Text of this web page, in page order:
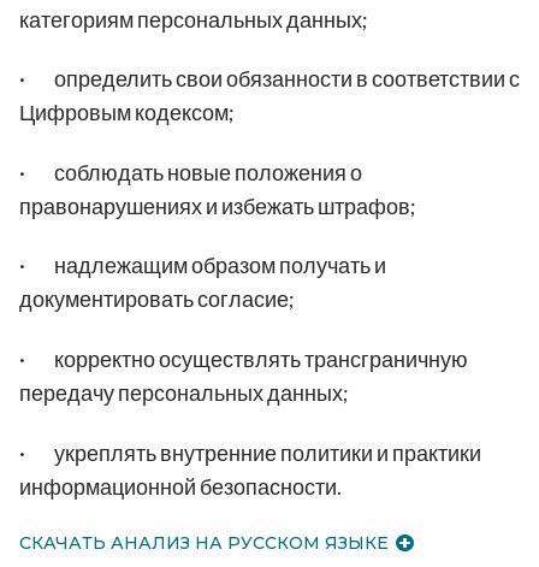
категориям персональных данных;
· определить свои обязанности в соответствии с
Цифровым кодексом;
· соблюдать новые положения о
правонарушениях и избежать штрафов;
· надлежащим образом получать и
документировать согласие;
· корректно осуществлять трансграничную
передачу персональных данных;
· укреплять внутренние политики и практики
информационной безопасности.
СКАЧАТЬ АНАЛИЗ НА РУССКОМ ЯЗЫКЕ